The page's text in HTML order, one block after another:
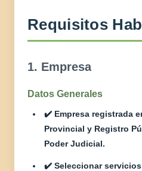
Requisitos
1. Empresa
Datos Generales
✔️ Empresa registrada
Provincial y Registro
Poder Judicial.
✔️ Seleccionar